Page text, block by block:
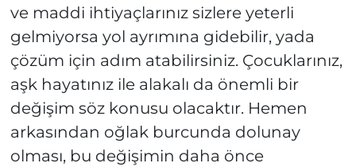
ve maddi ihtiyaçlarınız sizlere yeterli
gelmiyorsa yol ayrımına gidebilir, yada
çözüm için adım atabilirsiniz. Çocuklarınız,
aşk hayatınız ile alakalı da önemli bir
değişim söz konusu olacaktır. Hemen
arkasından oğlak burcunda dolunay
olması, bu değişimin daha önce